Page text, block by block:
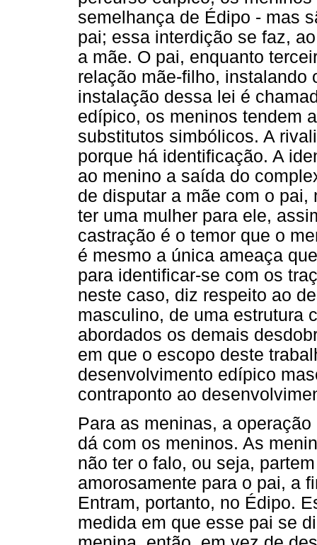
semelhança de Édipo - mas
pai; essa interdição se faz,
a mãe. O pai, enquanto
relação mãe-filho, instalando
instalação dessa lei é
edípico, os meninos tendem
substitutos simbólicos. A
porque há identificação. A
ao menino a saída do
de disputar a mãe com o
ter uma mulher para ele,
castração é o temor que o
é mesmo a única ameaça
para identificar-se com os
neste caso, diz respeito ao
masculino, de uma estrutura
abordados os demais
em que o escopo deste
desenvolvimento edípico
contraponto ao
Para as meninas, a
dá com os meninos. As
não ter o falo, ou seja,
amorosamente para o pai, a
Entram, portanto, no Édipo.
medida em que esse pai se